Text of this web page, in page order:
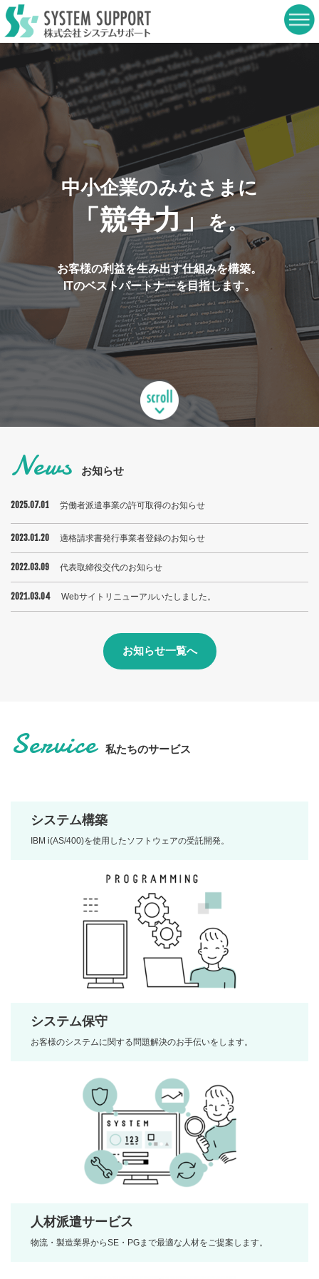
中小企業のみなさまに
「競争力」を。
お客様の利益を生み出す仕組みを構築。
ITのベストパートナーを目指します。
News お知らせ
2025.07.01 労働者派遣事業の許可取得のお知らせ
2023.01.20 適格請求書発行事業者登録のお知らせ
2022.03.09 代表取締役交代のお知らせ
2021.03.04 Webサイトリニューアルいたしました。
お知らせ一覧へ
Service 私たちのサービス
システム構築
IBM i(AS/400)を使用したソフトウェアの受託開発。
システム保守
お客様のシステムに関する問題解決のお手伝いをします。
人材派遣サービス
物流・製造業界からSE・PGまで最適な人材をご提案します。